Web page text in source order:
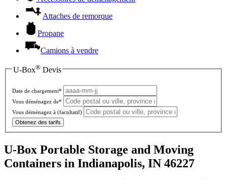
Attaches de remorque
Propane
Camions à vendre
U-Box® Devis
Date de chargement*
Vous déménagez de*
Vous déménagez à (facultatif)
Obtenez des tarifs
U-Box Portable Storage and Moving
Containers in Indianapolis, IN 46227